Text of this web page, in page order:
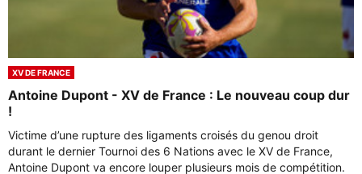
XV DE FRANCE
Antoine Dupont - XV de France : Le nouveau coup dur
!
Victime d’une rupture des ligaments croisés du genou droit
durant le dernier Tournoi des 6 Nations avec le XV de France,
Antoine Dupont va encore louper plusieurs mois de compétition.